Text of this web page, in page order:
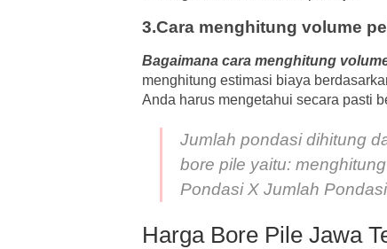
3.Cara menghitung volume
Bagaimana cara menghitung
menghitung estimasi biaya
Anda harus mengetahui secara pasti
Jumlah pondasi dihitung
bore pile yaitu:
Pondasi X Jumlah
Harga Bore Pile Jawa